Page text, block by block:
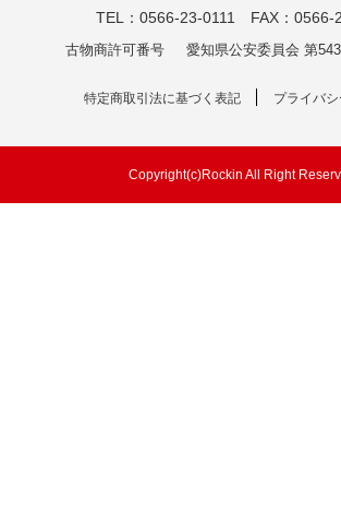
TEL：0566-23-0111 FAX：0566-
古物商許可番号 愛知県公安委員会 第
特定商取引法に基づく表記 プライバ
Copyright(c)Rockin All Right